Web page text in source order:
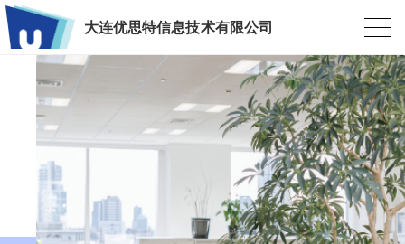
大连优思特信息技术有限公司